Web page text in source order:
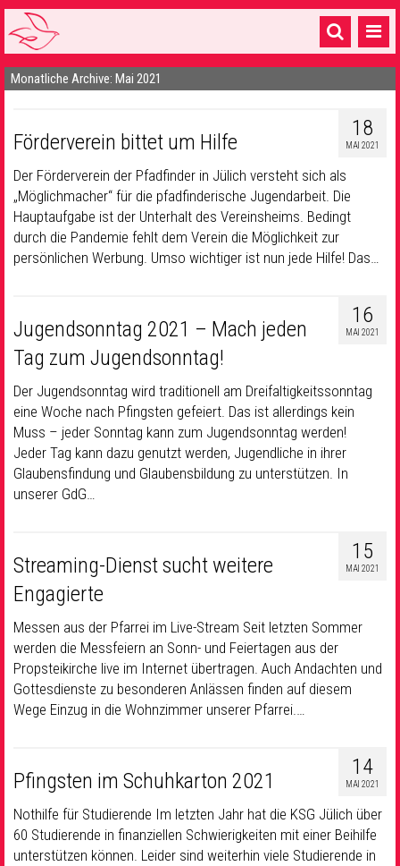
Startseite
16 Gemeinden & mehr
Gottesdienste & Sinnsuche
Sakramente & Feste
Gemeinschaft & Soziales
Seelsorge & Kontakt
Monatliche Archive: Mai 2021
18
MAI 2021
Förderverein bittet um Hilfe
Der Förderverein der Pfadfinder in Jülich versteht sich als
„Möglichmacher“ für die pfadfinderische Jugendarbeit. Die
Hauptaufgabe ist der Unterhalt des Vereinsheims. Bedingt
durch die Pandemie fehlt dem Verein die Möglichkeit zur
persönlichen Werbung. Umso wichtiger ist nun jede Hilfe! Das…
16
MAI 2021
Jugendsonntag 2021 – Mach jeden
Tag zum Jugendsonntag!
Der Jugendsonntag wird traditionell am Dreifaltigkeitssonntag
eine Woche nach Pfingsten gefeiert. Das ist allerdings kein
Muss – jeder Sonntag kann zum Jugendsonntag werden!
Jeder Tag kann dazu genutzt werden, Jugendliche in ihrer
Glaubensfindung und Glaubensbildung zu unterstützen. In
unserer GdG…
15
MAI 2021
Streaming-Dienst sucht weitere
Engagierte
Messen aus der Pfarrei im Live-Stream Seit letzten Sommer
werden die Messfeiern an Sonn- und Feiertagen aus der
Propsteikirche live im Internet übertragen. Auch Andachten und
Gottesdienste zu besonderen Anlässen finden auf diesem
Wege Einzug in die Wohnzimmer unserer Pfarrei.…
14
MAI 2021
Pfingsten im Schuhkarton 2021
Nothilfe für Studierende Im letzten Jahr hat die KSG Jülich über
60 Studierende in finanziellen Schwierigkeiten mit einer Beihilfe
unterstützen können. Leider sind weiterhin viele Studierende in